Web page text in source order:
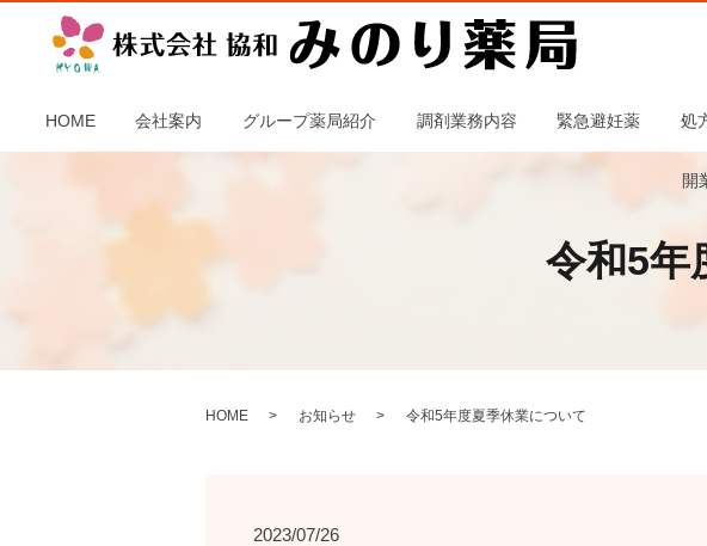
HOME 会社案内 グループ薬局紹介 調剤業務内容 緊急避妊薬 処
開
令和5年
HOME お知らせ 令和5年度夏季休業について
2023/07/26